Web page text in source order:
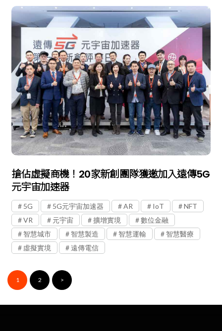
搶佔虛擬商機！20家新創團隊獲邀加入遠傳5G
元宇宙加速器
5G 5G元宇宙加速器 AR IoT
NFT
VR
元宇宙 擴增實境
數位金融
智慧城市
智慧製造 智慧運輸
智慧醫療
虛擬實境
遠傳電信
1 2 >